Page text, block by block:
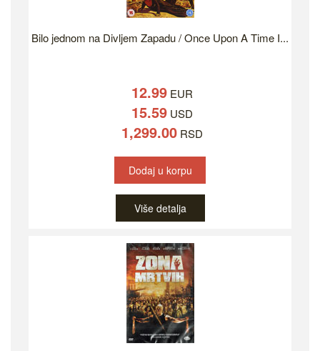
Bilo jednom na Divljem Zapadu / Once Upon A Time I...
12.99EUR
15.59USD
1,299.00RSD
Dodaj u korpu
Više detalja